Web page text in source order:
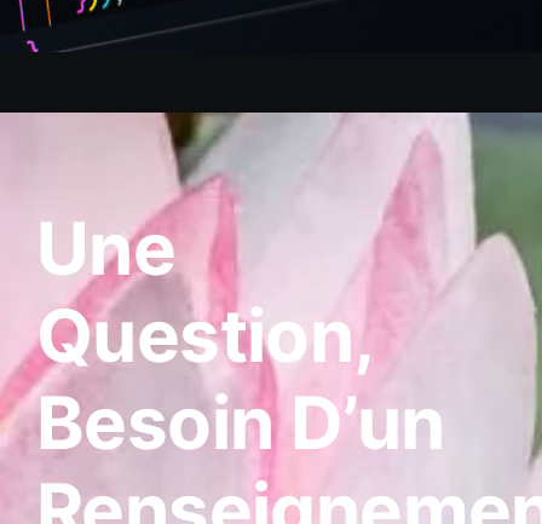
Une
Question,
Besoin D’un